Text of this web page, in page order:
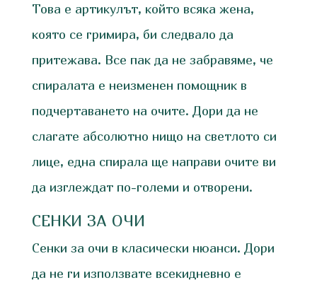
Това е артикулът, който всяка жена,
която се гримира, би следвало да
притежава. Все пак да не забравяме, че
спиралата е неизменен помощник в
подчертаването на очите. Дори да не
слагате абсолютно нищо на светлото си
лице, една спирала ще направи очите ви
да изглеждат по-големи и отворени.
СЕНКИ ЗА ОЧИ
Сенки за очи в класически нюанси. Дори
да не ги използвате всекидневно е